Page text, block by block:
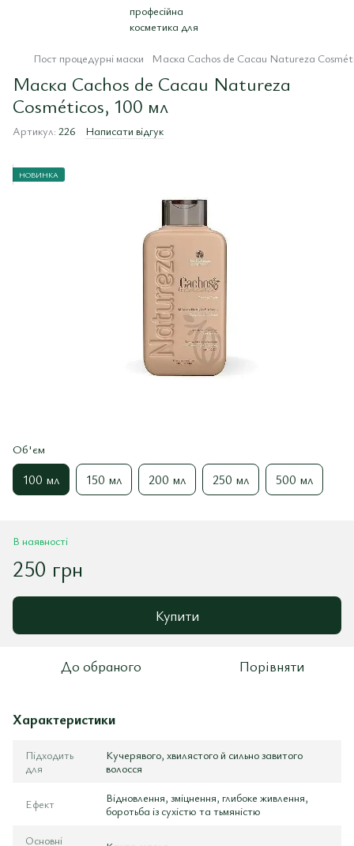
Пост процедурні маски Маска Cachos de Cacau Natureza
Маска Cachos de Cacau Natureza
Cosméticos, 100 мл
Артикул: 226 Написати відгук
НОВИНКА
Об'єм
100 мл 150 мл 200 мл 250 мл 500 мл
В наявності
250 грн
Купити
До обраного Порівняти
Характеристики
Підходить
для
Кучерявого, хвилястого й сильно завитого
волосся
Ефект
Відновлення, зміцнення, глибоке живлення,
боротьба із сухістю та тьмяністю
Основні